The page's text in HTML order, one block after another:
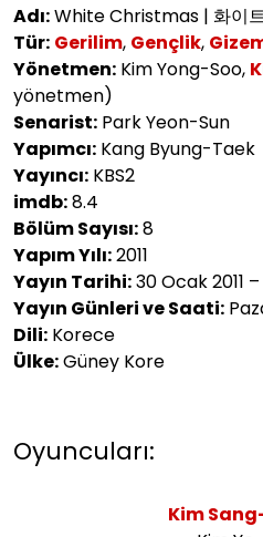
Adı:White Christmas | 화이
Tür: Gerilim, Gençlik,
Yönetmen: Kim Yong-Soo,
yönetmen)
Senarist: Park Yeon-Sun
Yapımcı: Kang Byung-Taek
Yayıncı: KBS2
imdb:8.4
Bölüm Sayısı:8
Yapım Yılı:2011
Yayın Tarihi:30 Ocak 2011
Yayın Günleri ve Saati:
Dili: Korece
Ülke:Güney Kore
Oyuncuları:
Kim